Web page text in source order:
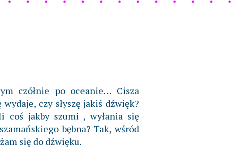
czółnie po oceanie… Cisza
czy słyszę jakiś dźwięk?
coś jakby szumi , wyłania się
bębna? Tak, wśród
się do dźwięku.